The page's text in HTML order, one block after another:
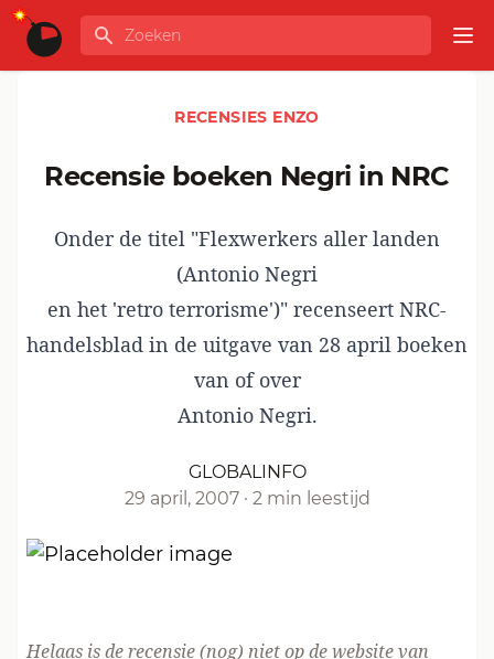
Ga naar de inhoud
GLOBALINFO
Zoeken
RECENSIES ENZO
Recensie boeken Negri in NRC
Onder de titel "Flexwerkers aller landen
(Antonio Negri
en het 'retro terrorisme')" recenseert NRC-
handelsblad in de uitgave van 28 april boeken
van of over
Antonio Negri.
GLOBALINFO
29 april, 2007 · 2 min leestijd
Helaas is de recensie (nog) niet op de website van